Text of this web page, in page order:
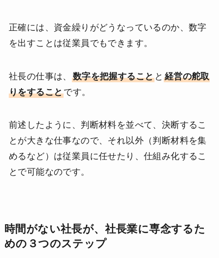
正確には、資金繰りがどうなっているのか、数字
を出すことは従業員でもできます。
社長の仕事は、 数字を把握すること と 経営の舵取
りをすることです。
前述したように、判断材料を並べて、決断するこ
とが大きな仕事なので、それ以外（判断材料を集
めるなど）は従業員に任せたり、仕組み化するこ
とで可能なのです。
時間がない社長が、社長業に専念するた
めの３つのステップ